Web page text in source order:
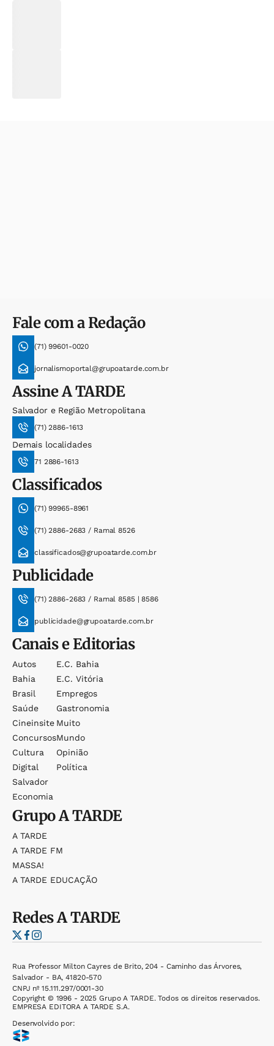
Fale com a Redação
(71) 99601-0020
jornalismoportal@grupoatarde.com.br
AssineA TARDE
Salvador e Região Metropolitana
(71) 2886-1613
Demais localidades
71 2886-1613
Classificados
(71) 99965-8961
(71) 2886-2683 / Ramal 8526
classificados@grupoatarde.com.br
Publicidade
(71) 2886-2683 / Ramal 8585 | 8586
publicidade@grupoatarde.com.br
Canais e Editorias
Autos
Bahia
Brasil
Saúde
Cineinsite
Concursos
Cultura
Digital
Salvador
Economia
E.c. Bahia
E.c. Vitória
Empregos
Gastronomia
Muito
Mundo
Opinião
Política
GrupoA TARDE
A TARDE
A TARDE FM
MASSA!
A TARDE EDUCAÇÃO
RedesA TARDE
Rua Professor Milton Cayres de Brito, 204 - Caminho das Árvores,
Salvador - BA, 41820-570
CNPJ nº 15.111.297/0001-30
Copyright © 1996 - 2025 Grupo A TARDE. Todos os direitos reservados.
EMPRESA EDITORA A TARDE S.A.
Desenvolvido por: